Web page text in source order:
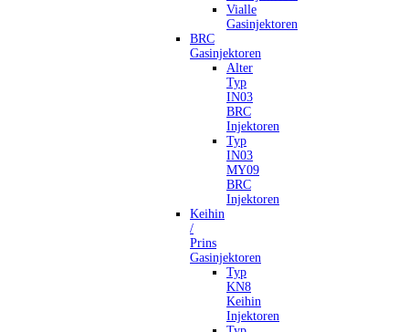
Vialle
Gasinjektoren
BRC
Gasinjektoren
Alter
Typ
IN03
BRC
Injektoren
Typ
IN03
MY09
BRC
Injektoren
Keihin
/
Prins
Gasinjektoren
Typ
KN8
Keihin
Injektoren